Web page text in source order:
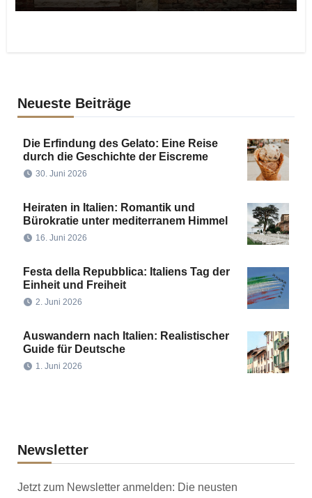
Neueste Beiträge
Die Erfindung des Gelato: Eine Reise
durch die Geschichte der Eiscreme
30. Juni 2026
Heiraten in Italien: Romantik und
Bürokratie unter mediterranem Himmel
16. Juni 2026
Festa della Repubblica: Italiens Tag der
Einheit und Freiheit
2. Juni 2026
Auswandern nach Italien: Realistischer
Guide für Deutsche
1. Juni 2026
Newsletter
Jetzt zum Newsletter anmelden: Die neusten